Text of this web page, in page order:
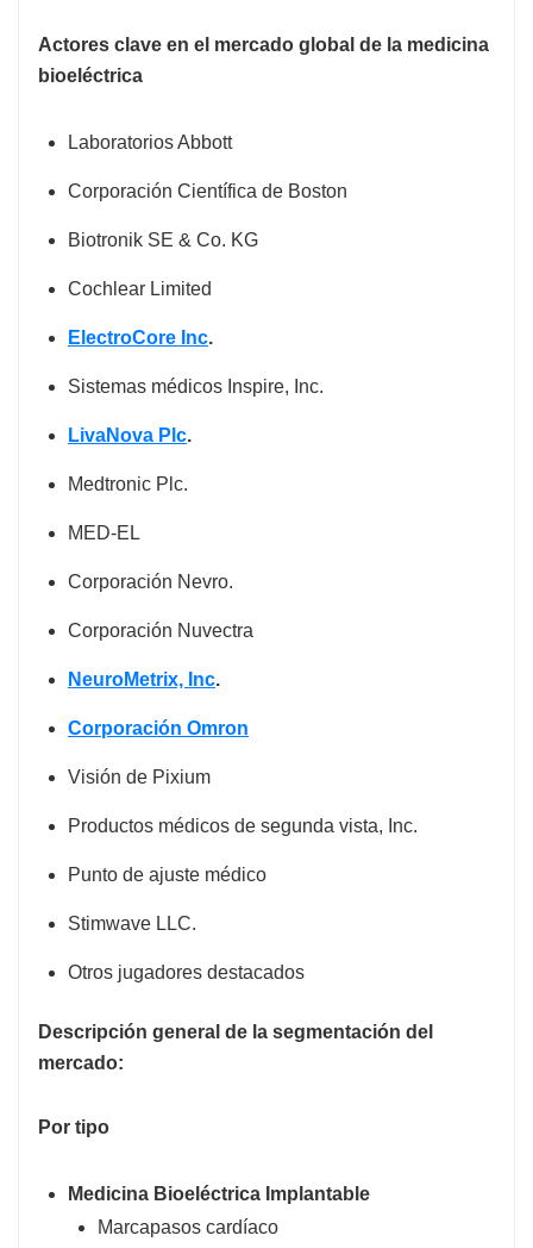
Actores clave en el mercado global de la medicina
bioeléctrica
Laboratorios Abbott
Corporación Científica de Boston
Biotronik SE & Co. KG
Cochlear Limited
ElectroCore Inc.
Sistemas médicos Inspire, Inc.
LivaNova Plc.
Medtronic Plc.
MED-EL
Corporación Nevro.
Corporación Nuvectra
NeuroMetrix, Inc.
Corporación Omron
Visión de Pixium
Productos médicos de segunda vista, Inc.
Punto de ajuste médico
Stimwave LLC.
Otros jugadores destacados
Descripción general de la segmentación del
mercado:
Por tipo
Medicina Bioeléctrica Implantable
Marcapasos cardíaco